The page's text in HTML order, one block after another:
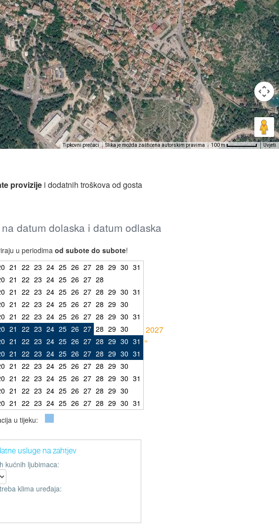
Tipkovni prečaci Slika je možda zaštićena autorskim pravima 100 m Uvjeti
provizije i dodatnih troškova od gosta
datum dolaska i datum odlaska
u periodima od subote do subote!
21 22 23 24 25 26 27 28 29 30 31
21 22 23 24 25 26 27 28
21 22 23 24 25 26 27 28 29 30 31
21 22 23 24 25 26 27 28 29 30
21 22 23 24 25 26 27 28 29 30 31
21 22 23 24 25 26 27 28 29 30
21 22 23 24 25 26 27 28 29 30 31
21 22 23 24 25 26 27 28 29 30 31
21 22 23 24 25 26 27 28 29 30
21 22 23 24 25 26 27 28 29 30 31
21 22 23 24 25 26 27 28 29 30
21 22 23 24 25 26 27 28 29 30 31
2027
»
u tijeku:
usluge na zahtjev
kućnih ljubimaca:
klima uređaja: